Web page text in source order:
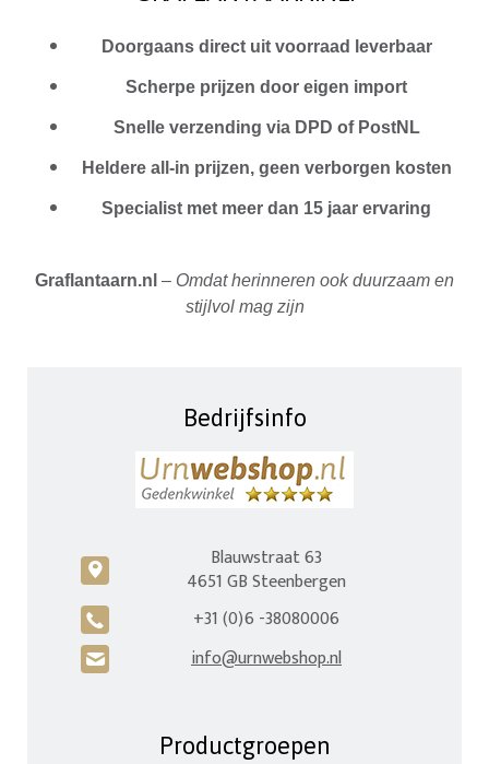
Doorgaans direct uit voorraad leverbaar
Scherpe prijzen door eigen import
Snelle verzending via DPD of PostNL
Heldere all-in prijzen, geen verborgen kosten
Specialist met meer dan 15 jaar ervaring
Graflantaarn.nl – Omdat herinneren ook duurzaam en
stijlvol mag zijn
Bedrijfsinfo
c
Blauwstraat 63
4651 GB Steenbergen
A +31 (0)6 -38080006
H info@urnwebshop.nl
Productgroepen